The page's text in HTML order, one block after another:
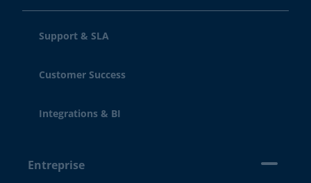
Support & SLA
Customer Success
Integrations & BI
Entreprise